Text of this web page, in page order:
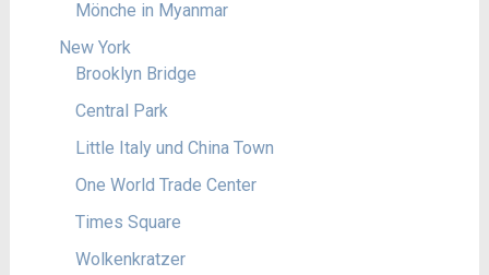
Mönche in Myanmar
New York
Brooklyn Bridge
Central Park
Little Italy und China Town
One World Trade Center
Times Square
Wolkenkratzer